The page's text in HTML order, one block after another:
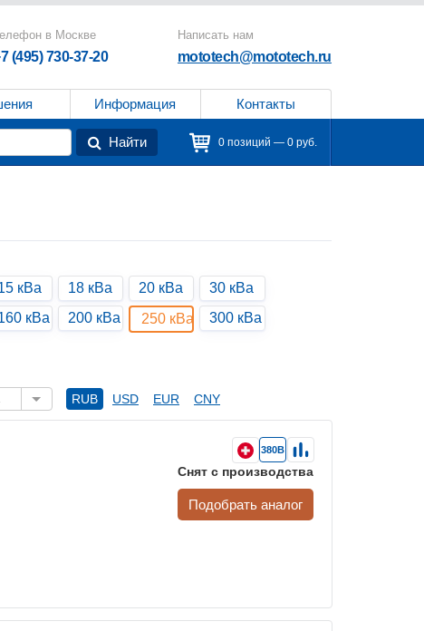
в Москве
(495) 730-37-20
Написать нам
mototech@mototech.ru
Информация Контакты
Найти 0 позиций — 0 руб.
кВа 18 кВа 20 кВа
30 кВа
кВа 200 кВа 250 кВа 300 кВа
RUB USD EUR CNY
380В
Снят с производства
Подобрать аналог